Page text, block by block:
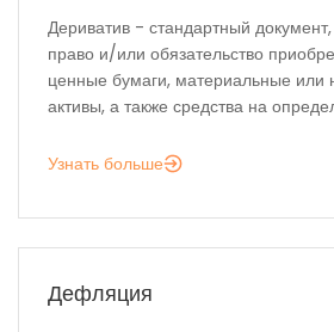
Дериватив - стандартный
право и/или обязательство
ценные бумаги, материальные или
активы, а также средства на
Узнать больше
Дефляция